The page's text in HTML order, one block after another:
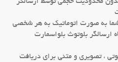
شما به صورت اتوماتیک به هر شخصی
ارسالگر بلوتوث بلواسمارت
، تصویری و متنی برای دریافت